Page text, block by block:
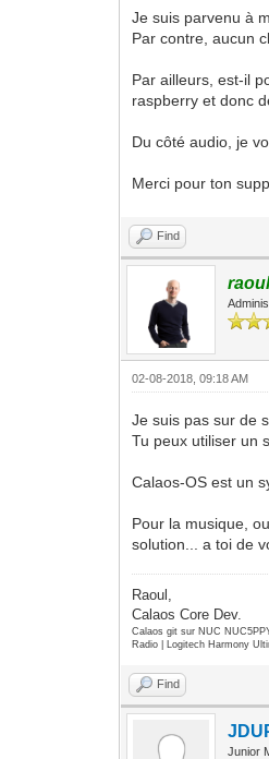
Je suis parvenu à
Par contre, aucun
Par ailleurs, est-il
raspberry et donc
Du côté audio, je
Merci pour ton
Find
02-08-2018, 09:18 AM
Je suis pas sur de
Tu peux utiliser un
Calaos-OS est un
Pour la musique,
solution... a toi de
Raoul,
Calaos Core Dev.
Calaos git sur NUC
Radio | Logitech Harmony
Find
Junior